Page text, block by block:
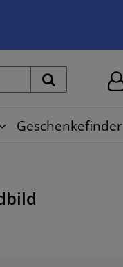
Geschenkefinder